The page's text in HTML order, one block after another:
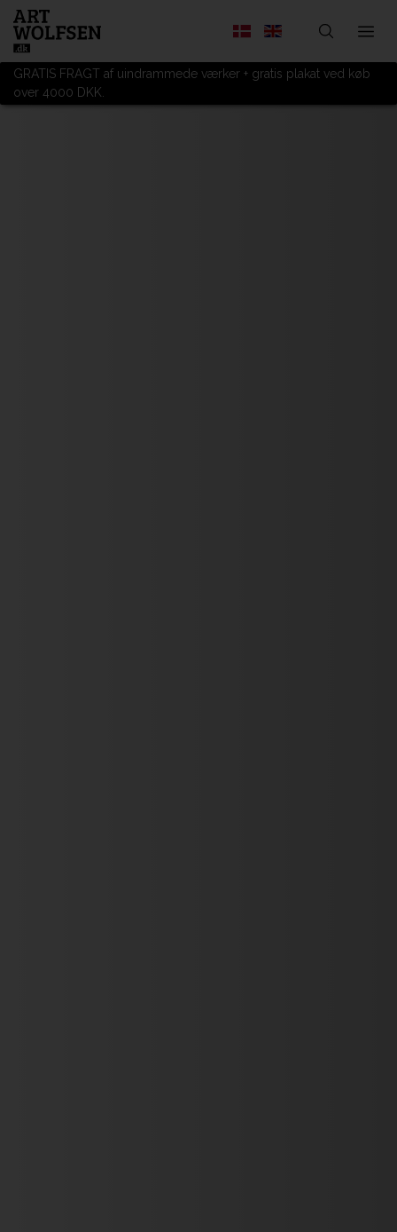
GRATIS FRAGT af uindrammede værker + gratis plakat ved køb
over 4000 DKK.